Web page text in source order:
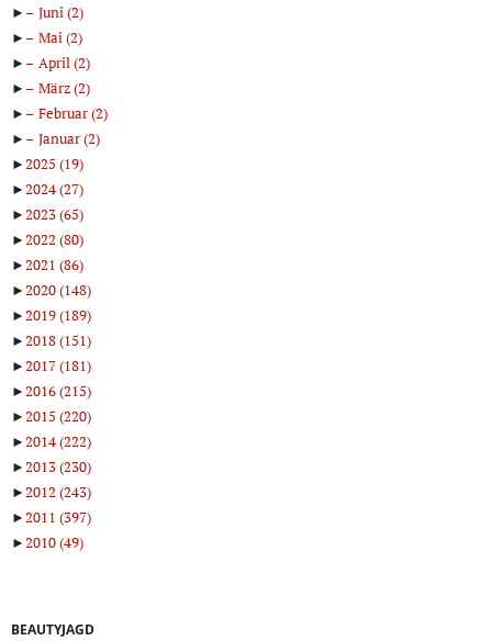
►
Juni(2)
►
Mai(2)
►
April(2)
►
März(2)
►
Februar(2)
►
Januar(2)
►2025 (19)
►2024(27)
►2023(65)
►2022 (80)
►2021 (86)
►2020(148)
►2019(189)
►2018(151)
►2017(181)
►2016(215)
►2015 (220)
►2014(222)
►2013(230)
►2012 (243)
►2011 (397)
►2010(49)
BEAUTYJAGD